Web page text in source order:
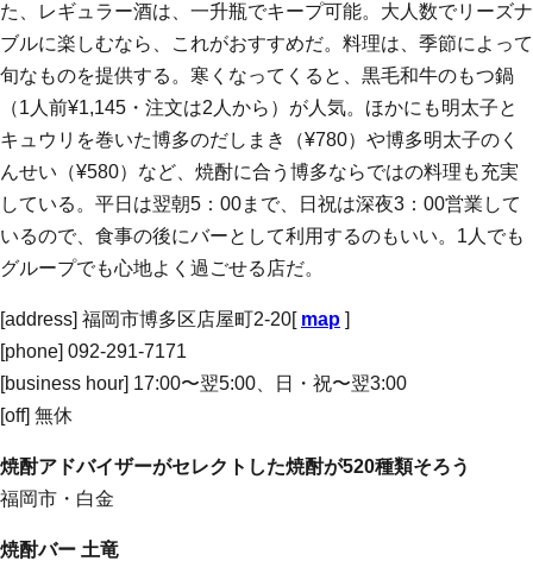
た、レギュラー酒は、一升瓶でキープ可能。大人数でリーズナ
ブルに楽しむなら、これがおすすめだ。料理は、季節によって
旬なものを提供する。寒くなってくると、黒毛和牛のもつ鍋
（1人前¥1,145・注文は2人から）が人気。ほかにも明太子と
キュウリを巻いた博多のだしまき（¥780）や博多明太子のく
んせい（¥580）など、焼酎に合う博多ならではの料理も充実
している。平日は翌朝5：00まで、日祝は深夜3：00営業して
いるので、食事の後にバーとして利用するのもいい。1人でも
グループでも心地よく過ごせる店だ。
[address] 福岡市博多区店屋町2-20[ map ]
[phone] 092-291-7171
[business hour] 17:00〜翌5:00、日・祝〜翌3:00
[off] 無休
焼酎アドバイザーがセレクトした焼酎が520種類そろう
福岡市・白金
焼酎バー 土竜